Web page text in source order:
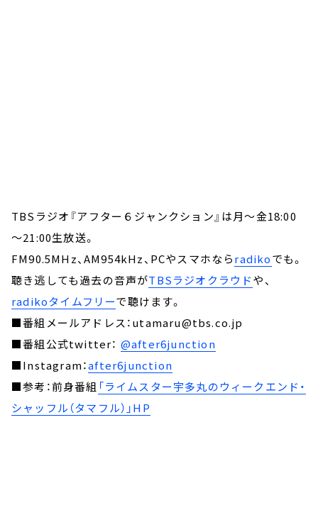
TBSラジオ『アフター６ジャンクション』は月～金18:00
～21:00生放送。
FM90.5MHz、AM954kHz、PCやスマホならradikoでも。
聴き逃しても過去の音声がTBSラジオクラウドや、
radikoタイムフリーで聴けます。
■番組メールアドレス：utamaru@tbs.co.jp
■番組公式twitter： @after6junction
■Instagram：after6junction
■参考：前身番組 「ライムスター宇多丸のウィークエンド・
シャッフル（タマフル）」HP